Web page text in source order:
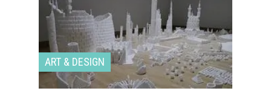
ART & DESIGN